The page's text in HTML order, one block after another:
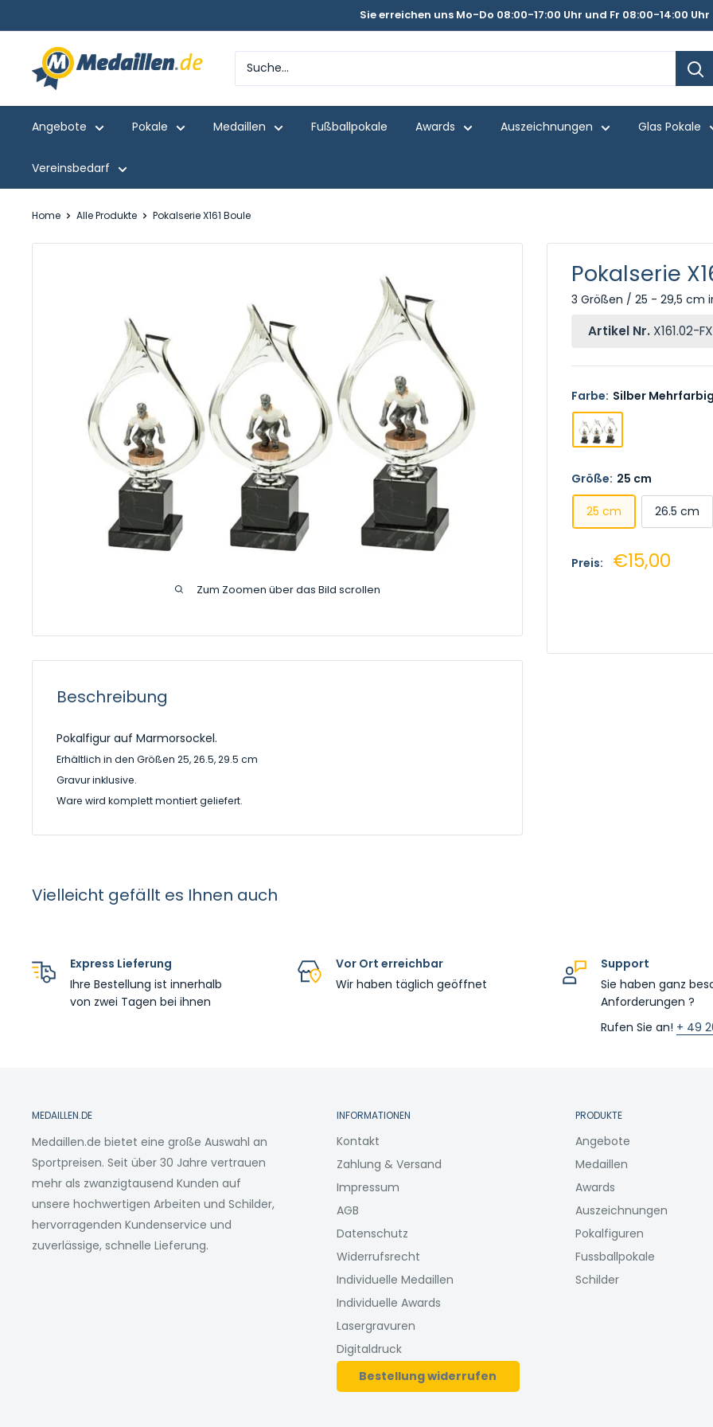
zum
Sie erreichen uns Mo-Do 08:00-17:00 Uhr und Fr 08:00-14:00 Uhr
Medaillen.de
Angebote Pokale Medaillen Fußballpokale Awards Auszeichnungen Glas Pokale
Vereinsbedarf
Home Alle Produkte Pokalserie X161 Boule
Zum Zoomen über das Bild scrollen
Pokalserie
3 Größen / 25 - 29,5 cm
Artikel Nr. X161.02-
Farbe: Silber Mehrfarbig
Größe: 25 cm
25 cm 26.5 cm
Preis: Sonderpreis
€15,00
Beschreibung
Pokalfigur auf Marmorsockel.
Erhältlich in den Größen 25, 26.5, 29.5 cm
Gravur inklusive.
Ware wird komplett montiert geliefert.
Vielleicht gefällt es Ihnen auch
Express Lieferung
Ihre Bestellung ist innerhalb
von zwei Tagen bei ihnen
Vor Ort erreichbar
Wir haben täglich geöffnet
Support
Sie haben ganz
Anforderungen ?
Rufen Sie an! + 49
MEDAILLEN.DE
Medaillen.de bietet eine große Auswahl an
Sportpreisen. Seit über 30 Jahre vertrauen
mehr als zwanzigtausend Kunden auf
unsere hochwertigen Arbeiten und Schilder,
hervorragenden Kundenservice und
zuverlässige, schnelle Lieferung.
INFORMATIONEN
Kontakt
Zahlung & Versand
Impressum
AGB
Datenschutz
Widerrufsrecht
Individuelle Medaillen
Individuelle Awards
Lasergravuren
Digitaldruck
Bestellung widerrufen
PRODUKTE
Angebote
Medaillen
Awards
Auszeichnungen
Pokalfiguren
Fussballpokale
Schilder